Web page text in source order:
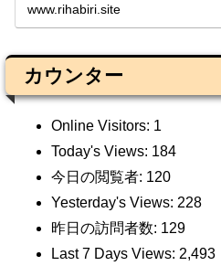
www.rihabiri.site
カウンター
Online Visitors: 1
Today's Views: 184
今日の閲覧者: 120
Yesterday's Views: 228
昨日の訪問者数: 129
Last 7 Days Views: 2,493